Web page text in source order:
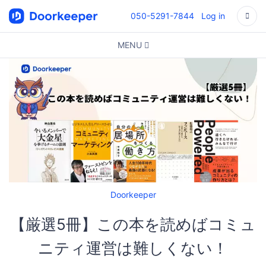
050-5291-7844 Log in
MENU
Doorkeeper
【厳選5冊】この本を読めばコミュ
ニティ運営は難しくない！